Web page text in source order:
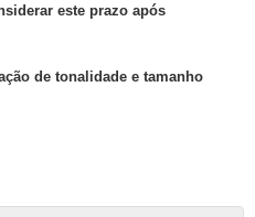
este prazo após
de tonalidade e tamanho